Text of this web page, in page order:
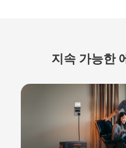
지속 가능한